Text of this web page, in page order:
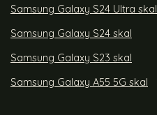
Samsung Galaxy S24 Ultra skal
Samsung Galaxy S24 skal
Samsung Galaxy S23 skal
Samsung Galaxy A55 5G skal